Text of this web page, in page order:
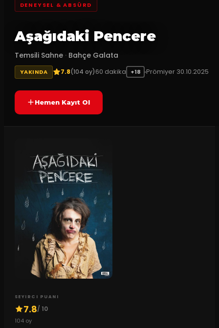
DENEYSEL & ABSÜRD
Aşağıdaki Pencere
Temsili Sahne · Bahçe Galata
YAKINDA 7.8(104 oy)60 dakika +18 Prömiyer 30.10.2025
Hemen Kayıt Ol
SEYIRCI PUANI
7.8/ 10
104oy